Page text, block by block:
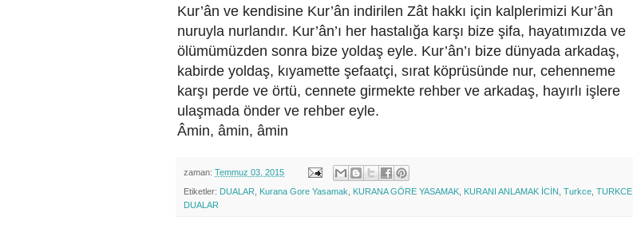
Kur’ân ve kendisine Kur’ân indirilen Zât hakkı için kalplerimizi Kur’ân
nuruyla nurlandır. Kur’ân’ı her hastalığa karşı bize şifa, hayatımızda ve
ölümümüzden sonra bize yoldaş eyle. Kur’ân’ı bize dünyada arkadaş,
kabirde yoldaş, kıyamette şefaatçi, sırat köprüsünde nur, cehenneme
karşı perde ve örtü, cennete girmekte rehber ve arkadaş, hayırlı işlere
ulaşmada önder ve rehber eyle.
Âmin, âmin, âmin
zaman: Temmuz 03, 2015
Etiketler: DUALAR Kurana Gore Yasamak KURANA GÖRE YASAMAK KURANI ANLAMAK İCİN Turkce TURKCE
DUALAR